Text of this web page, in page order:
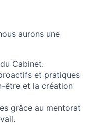
aurons une
Cabinet.
et pratiques
être et la création
grâce au mentorat